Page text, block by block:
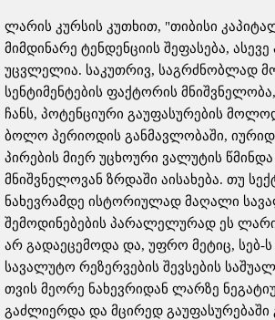
ლარის კურსის კუთხით, "თიბისი
მიმდინარე ტენდენციის შეფასება,
უცვლელია. საკუთრივ, საგრძნობლად
სენტიმენტების ფაქტორის
ჩანს, პოტენციური გაუფასურების
ბოლო პერიოდის განმავლობაში,
პირების მიერ უცხოური ვალუტის წმინდა
მნიშვნელოვან ზრდაში აისახება. თუ
ნახევრამდე ისტორიულად მაღალი
შემოდინებების პარალელურად ეს
არ გადაეცემოდა და, უფრო მეტიც, სებ-ს
სავალუტო რეზერვების შევსების
თვის მეორე ნახევრიდან ლარზე
გაძლიერდა და მცირედ გაუფასურებაში